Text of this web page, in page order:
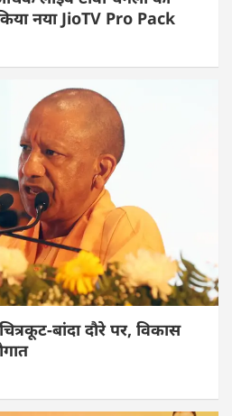
नया JioTV Pro Pack
बांदा दौरे पर, विकास